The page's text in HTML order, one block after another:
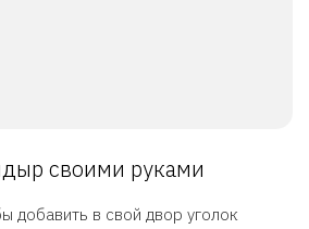
своими руками
добавить в свой двор уголок